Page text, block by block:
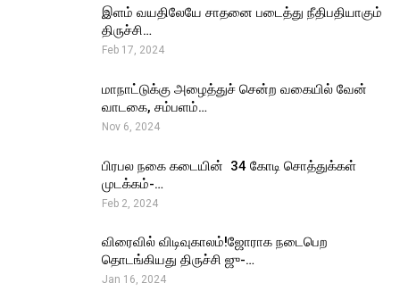
இளம் வயதிலேயே சாதனை படைத்து நீதிபதியாகும்
திருச்சி…
Feb 17, 2024
மாநாட்டுக்கு அழைத்துச் சென்ற வகையில் வேன்
வாடகை, சம்பளம்…
Nov 6, 2024
பிரபல நகை கடையின் ₹ 34 கோடி சொத்துக்கள்
முடக்கம்-…
Feb 2, 2024
விரைவில் விடிவுகாலம்!ஜோராக நடைபெற
தொடங்கியது திருச்சி ஜு-…
Jan 16, 2024